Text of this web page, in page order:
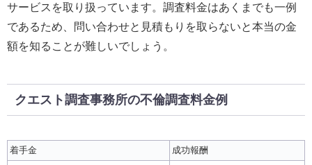
サービスを取り扱っています。調査料金はあくまでも一例
であるため、問い合わせと見積もりを取らないと本当の金
額を知ることが難しいでしょう。
クエスト調査事務所の不倫調査料金例
着手金
成功報酬